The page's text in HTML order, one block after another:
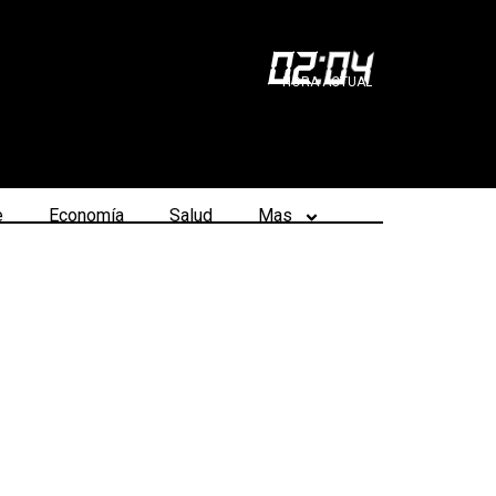
02:04
HORA ACTUAL
Economía Salud Mas